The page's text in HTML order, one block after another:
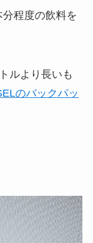
程度の飲料を
ルより長いも
のバックパッ